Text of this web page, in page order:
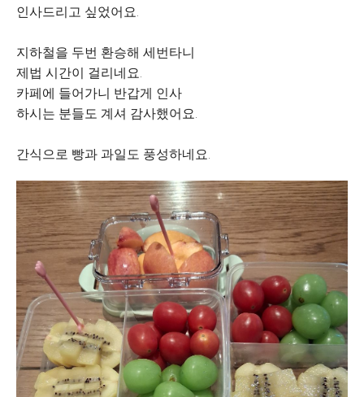
인사드리고 싶었어요.
지하철을 두번 환승해 세번타니
제법 시간이 걸리네요.
카페에 들어가니 반갑게 인사
하시는 분들도 계셔 감사했어요.
간식으로 빵과 과일도 풍성하네요.